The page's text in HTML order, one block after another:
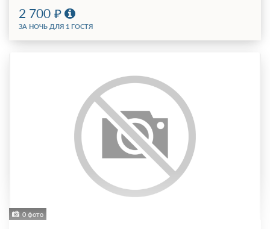
2 700
ЗА НОЧЬ ДЛЯ 1 ГОСТЯ
0 фото